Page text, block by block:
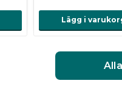
Lägg i